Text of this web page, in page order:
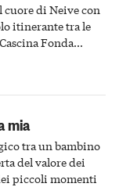
cuore di Neive con
itinerante tra le
Fonda
di due
mia
tra un bambino
del valore dei
piccoli momenti